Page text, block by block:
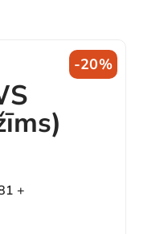
-20%
+